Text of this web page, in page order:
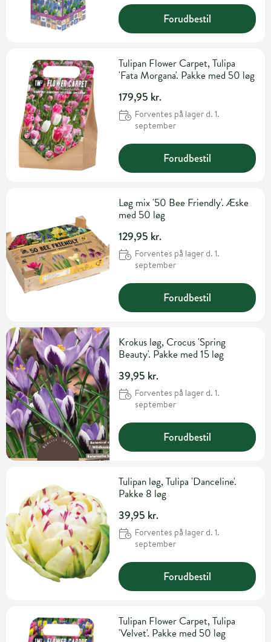
Forudbestil
Tulipan Flower Carpet, Tulipa
'Fata Morgana'. Pakke med 50 løg
179,95 kr.
Forventes på lager d. 1.
september
Forudbestil
Løg mix '50 Bee Friendly'. Æske
med 50 løg
129,95 kr.
Forventes på lager d. 1.
september
Forudbestil
Krokus løg, Crocus 'Spring
Beauty'. Pakke med 15 løg
39,95 kr.
Forventes på lager d. 1.
september
Forudbestil
Tulipan løg, Tulipa 'Danceline'.
Pakke 8 løg
39,95 kr.
Forventes på lager d. 1.
september
Forudbestil
Tulipan Flower Carpet, Tulipa
'Velvet'. Pakke med 50 løg